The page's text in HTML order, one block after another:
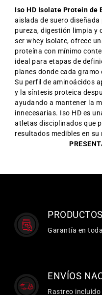
Iso HD Isolate Protein de
aislada de suero
pureza, digestión limpia y
ser whey isolate, ofrece
proteína con mínimo
ideal para etapas de
planes donde cada gramo
Su perfil de aminoácidos
y la síntesis proteica
ayudando a mantener la
innecesarias. Iso HD es
atletas disciplinados que
resultados medibles en
Garantía en
ENVÍOS
Rastreo incluido